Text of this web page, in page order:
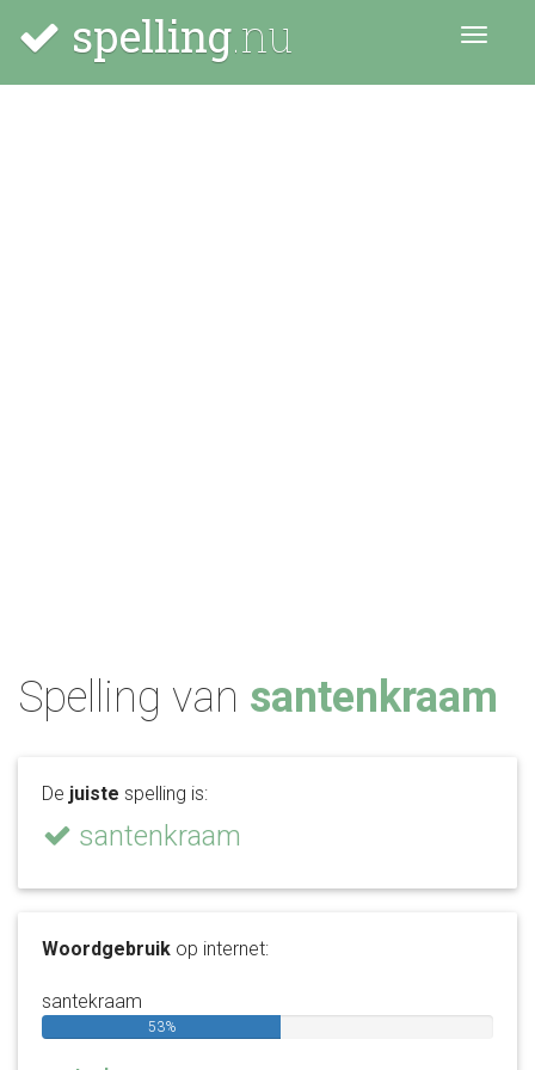
spelling.nu Menu
Spelling van santenkraam
De juiste spelling is:
santenkraam
Woordgebruik op internet:
santekraam
53%